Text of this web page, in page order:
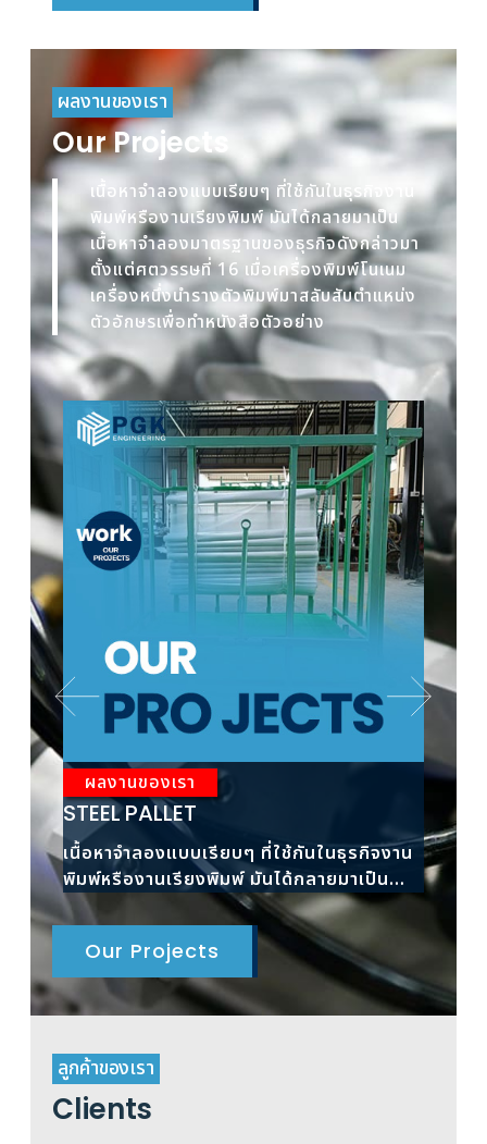
ผลงานของเรา
Our Projects
เนื้อหาจำลองแบบเรียบๆ ที่ใช้กันในธุรกิจงาน
พิมพ์หรืองานเรียงพิมพ์ มันได้กลายมาเป็น
เนื้อหาจำลองมาตรฐานของธุรกิจดังกล่าวมา
ตั้งแต่ศตวรรษที่ 16 เมื่อเครื่องพิมพ์โนเนม
เครื่องหนึ่งนำรางตัวพิมพ์มาสลับสับตำแหน่ง
ตัวอักษรเพื่อทำหนังสือตัวอย่าง
ผลงานของเรา
STEEL PALLET
เนื้อหาจำลองแบบเรียบๆ ที่ใช้กันในธุรกิจงาน
พิมพ์หรืองานเรียงพิมพ์ มันได้กลายมาเป็น
เนื้อหาจำลองมาตรฐาน
เนื้อ
Our Projects
ลูกค้าของเรา
Clients